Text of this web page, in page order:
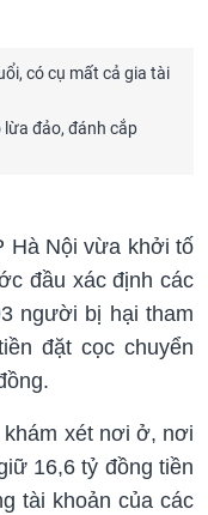
có cụ mất cả gia tài
lừa đảo, đánh cắp
Hà Nội vừa khởi tố
đầu xác định các
người bị hại tham
đặt cọc chuyển
khám xét nơi ở, nơi
16,6 tỷ đồng tiền
tài khoản của các